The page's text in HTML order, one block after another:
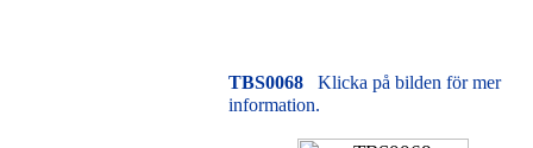
TBS0068
Klicka på bilden för mer
information.